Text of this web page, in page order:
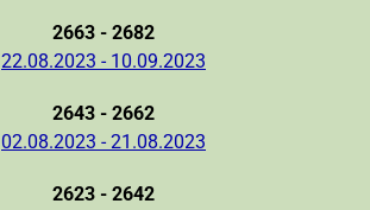
2663 - 2682
22.08.2023 - 10.09.2023
2643 - 2662
02.08.2023 - 21.08.2023
2623 - 2642